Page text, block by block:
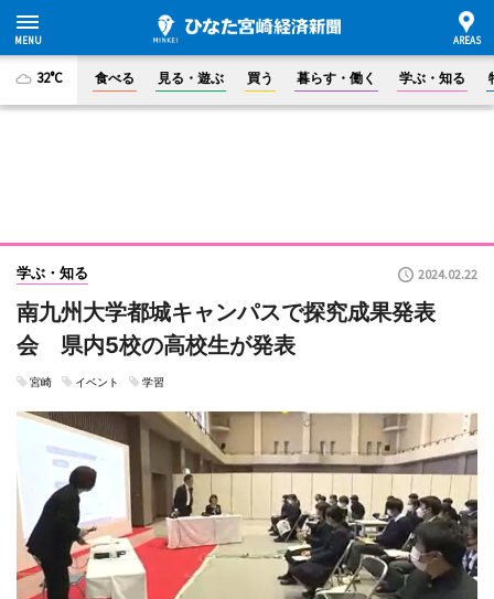
32°C 食べる 見る・遊ぶ 買う 暮らす・働く 学ぶ・知る
学ぶ・知る 2024.02.22
南九州大学都城キャンパスで探究成果発表
会 県内5校の高校生が発表
宮崎 イベント 学習